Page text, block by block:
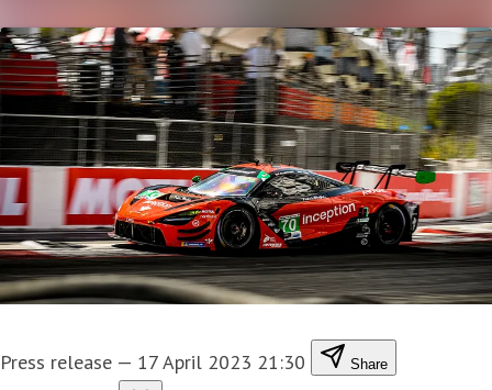
Press release — 17 April 2023 21:30 Share